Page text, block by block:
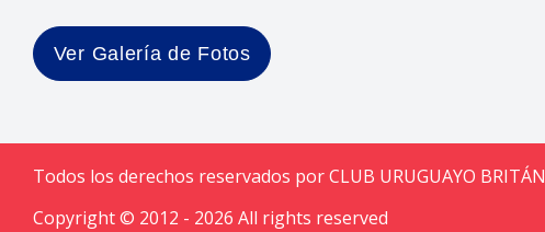
Ver Galería de Fotos
Todos los derechos reservados por CLUB URUGUAYO
Copyright © 2012 - 2026 All rights reserved